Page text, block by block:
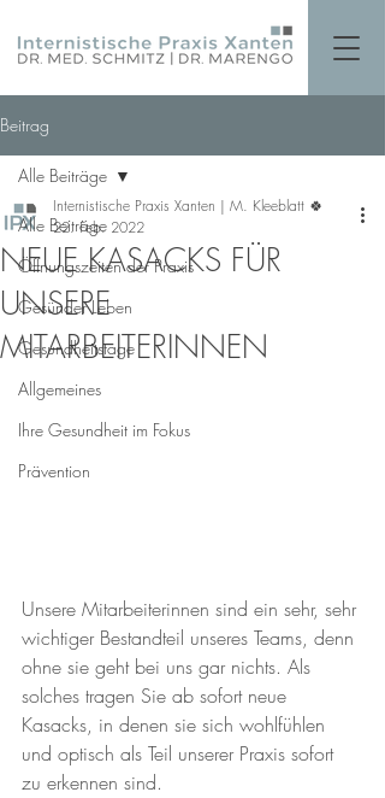
Beitrag
Alle Beiträge
Öffnungszeiten der Praxis
Gesünder Leben
Gesundheitstage
Allgemeines
Ihre Gesundheit im Fokus
Prävention
Alle Beiträge
NEUE KASACKS FÜR
UNSERE
MITARBEITERINNEN
Internistische Praxis Xanten | M. Kleeblatt 🍀
22. Feb. 2022
Unsere Mitarbeiterinnen sind ein sehr, sehr
wichtiger Bestandteil unseres Teams, denn
ohne sie geht bei uns gar nichts. Als
solches tragen Sie ab sofort neue
Kasacks, in denen sie sich wohlfühlen
und optisch als Teil unserer Praxis sofort
zu erkennen sind.